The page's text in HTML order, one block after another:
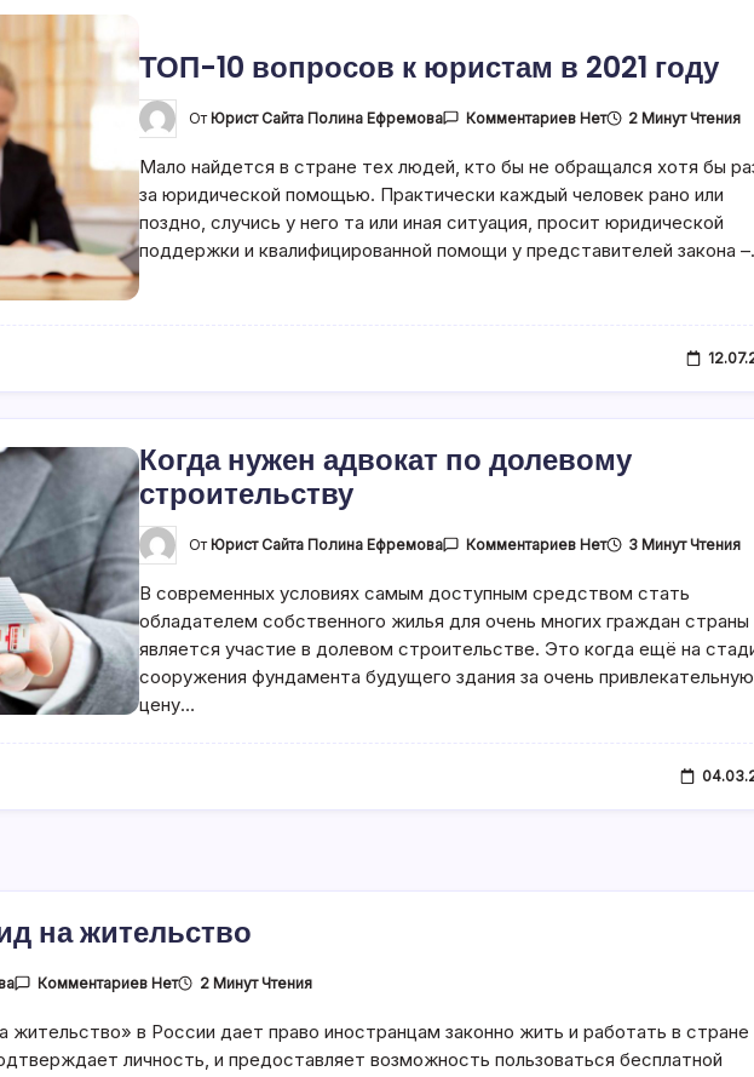
ТОП-10 вопросов к юристам в 2021 году
От Юрист Сайта Полина Ефремова КомментариевК
Вопросов
Юристам
В
2021
Году
Нет 2 Минут Чтения
Мало найдется в стране тех людей, кто бы не обращался хотя бы
за юридической помощью. Практически каждый человек рано или
поздно, случись у него та или иная ситуация, просит юридической
поддержки и квалифицированной помощи у представителей закона
Когда нужен адвокат по долевому
строительству
От Юрист Сайта Полина Ефремова КомментариевК
Нужен
По
Долевому
Строительству
Нет 3 Минут Чтения
В современных условиях самым доступным средством стать
обладателем собственного жилья для очень многих граждан страны
является участие в долевом строительстве. Это когда ещё на
сооружения фундамента будущего здания за очень привлекательную
цену…
на жительство
КомментариевК
Восстановить
На
Нет 2 Минут Чтения
в России дает право иностранцам законно жить и работать в стране
личность, и предоставляет возможность пользоваться бесплатной